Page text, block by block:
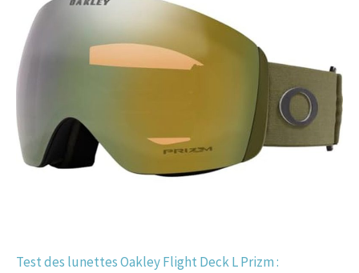
Test des lunettes Oakley Flight Deck L Prizm :